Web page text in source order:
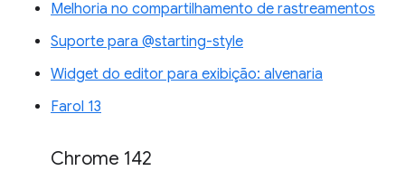
Melhoria no compartilhamento de rastreamentos
Suporte para @starting-style
Widget do editor para exibição: alvenaria
Farol 13
Chrome 142